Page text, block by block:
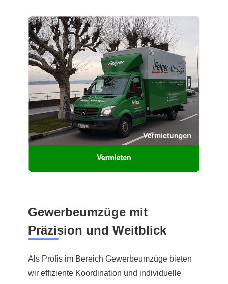
Gewerbeumzüge mit
Präzision und Weitblick
Als Profis im Bereich Gewerbeumzüge bieten
wir effiziente Koordination und individuelle